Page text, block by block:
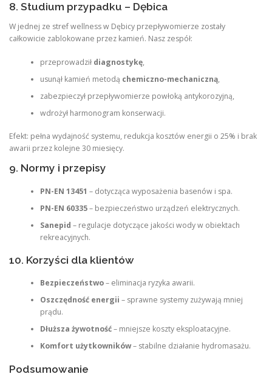
8. Studium przypadku – Dębica
W jednej ze stref wellness w Dębicy przepływomierze zostały
całkowicie zablokowane przez kamień. Nasz zespół:
przeprowadził diagnostykę,
usunął kamień metodą chemiczno-mechaniczną,
zabezpieczył przepływomierze powłoką antykorozyjną,
wdrożył harmonogram konserwacji.
Efekt: pełna wydajność systemu, redukcja kosztów energii o 25% i brak
awarii przez kolejne 30 miesięcy.
9. Normy i przepisy
PN-EN 13451 – dotycząca wyposażenia basenów i spa.
PN-EN 60335– bezpieczeństwo urządzeń elektrycznych.
Sanepid – regulacje dotyczące jakości wody w obiektach
rekreacyjnych.
10. Korzyści dla klientów
Bezpieczeństwo– eliminacja ryzyka awarii.
Oszczędność energii – sprawne systemy zużywają mniej
prądu.
Dłuższa żywotność– mniejsze koszty eksploatacyjne.
Komfort użytkowników– stabilne działanie hydromasażu.
Podsumowanie